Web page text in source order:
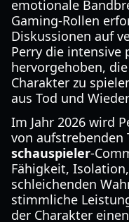
emotionale
Gaming-Rollen
Diskussionen auf
Perry die intensive
hervorgehoben,
Charakter zu
aus Tod und
Im Jahr 2026 wird
von aufstrebenden
schauspieler-
Fähigkeit,
schleichenden
stimmliche
der Charakter